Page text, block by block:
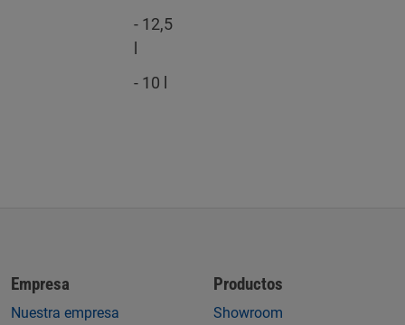
- 12,5
l
- 10 l
Empresa
Nuestra empresa
Productos
Showroom